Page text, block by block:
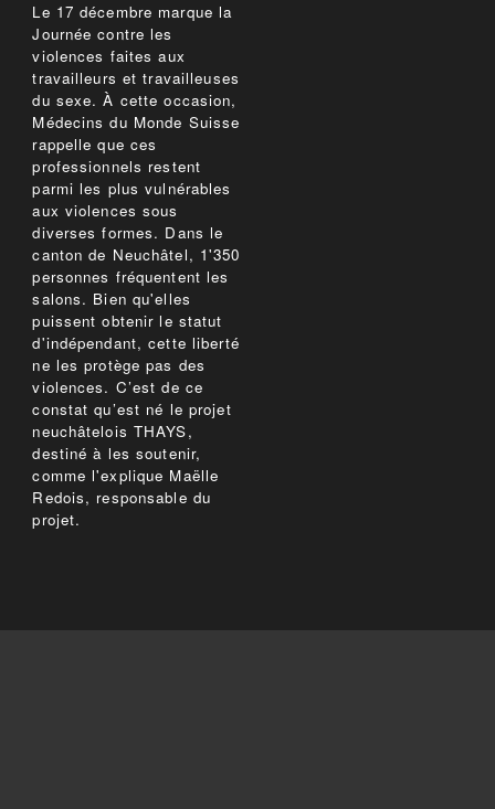
Le 17 décembre marque la
Journée contre les
violences faites aux
travailleurs et travailleuses
du sexe. À cette occasion,
Médecins du Monde Suisse
rappelle que ces
professionnels restent
parmi les plus vulnérables
aux violences sous
diverses formes. Dans le
canton de Neuchâtel, 1'350
personnes fréquentent les
salons. Bien qu'elles
puissent obtenir le statut
d'indépendant, cette liberté
ne les protège pas des
violences. C’est de ce
constat qu’est né le projet
neuchâtelois THAYS,
destiné à les soutenir,
comme l'explique Maëlle
Redois, responsable du
projet.